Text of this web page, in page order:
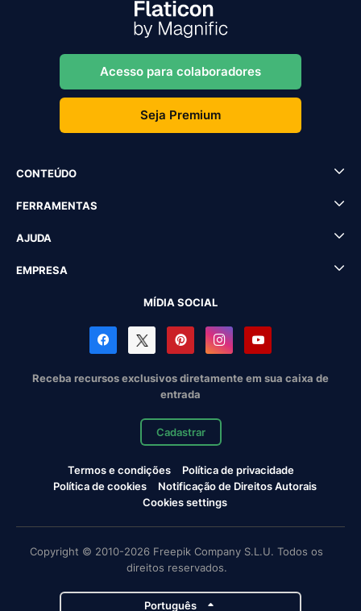
Acesso para colaboradores
Seja Premium
CONTEÚDO
FERRAMENTAS
AJUDA
EMPRESA
MÍDIA SOCIAL
Receba recursos exclusivos diretamente em sua caixa de
entrada
Cadastrar
Termos e condições
Política de privacidade
Política de cookies
Notificação de Direitos Autorais
Cookies settings
Copyright © 2010-2026 Freepik Company S.L.U. Todos os
direitos reservados.
Português